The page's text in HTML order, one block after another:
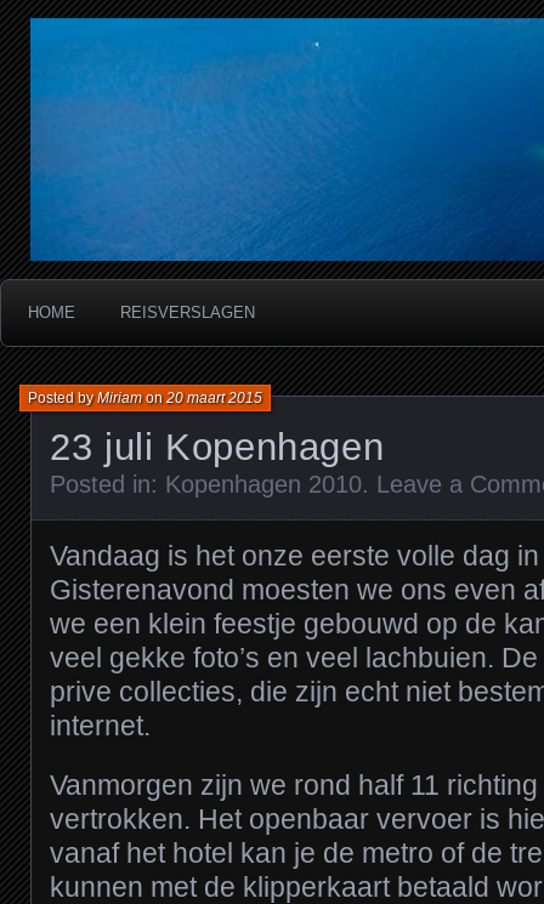
Miriam's reisverslagen
HOME REISVERSLAGEN
23 juli Kopenhagen
Posted byMiriamon20 maart 2015
Posted in: Kopenhagen 2010. Leave a
Vandaag is het onze eerste volle dag
Gisterenavond moesten we ons even
we een klein feestje gebouwd op de
veel gekke foto’s en veel lachbuien. De
prive collecties, die zijn echt niet
internet.
Vanmorgen zijn we rond half 11
vertrokken. Het openbaar vervoer is
vanaf het hotel kan je de metro of de
kunnen met de klipperkaart betaald